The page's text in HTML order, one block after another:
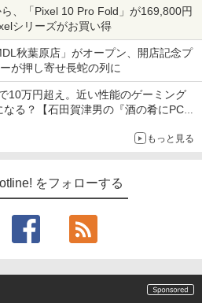
ら、「Pixel 10 Pro Fold」が169,800円
シリーズがお買い得
秋葉原店」がオープン、開店記念プ
が押し寄せ長蛇の列に
10万円超え。近い性能のゲーミング
る？【石田賀津男の『酒の肴にPCゲ
もっと見る
をフォローする